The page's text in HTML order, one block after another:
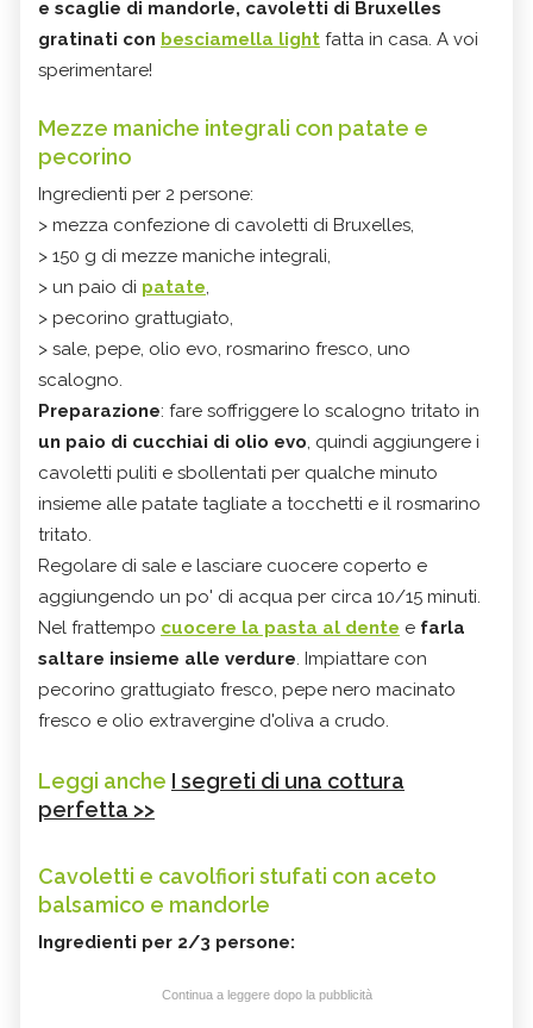
e scaglie di mandorle, cavoletti di Bruxelles
gratinati con besciamella light fatta in casa. A voi
sperimentare!
Mezze maniche integrali con patate e
pecorino
Ingredienti per 2 persone:
> mezza confezione di cavoletti di Bruxelles,
> 150 g di mezze maniche integrali,
> un paio di patate,
> pecorino grattugiato,
> sale, pepe, olio evo, rosmarino fresco, uno
scalogno.
Preparazione: fare soffriggere lo scalogno tritato in
un paio di cucchiai di olio evo, quindi aggiungere i
cavoletti puliti e sbollentati per qualche minuto
insieme alle patate tagliate a tocchetti e il rosmarino
tritato.
Regolare di sale e lasciare cuocere coperto e
aggiungendo un po' di acqua per circa 10/15 minuti.
Nel frattempo cuocere la pasta al dente e farla
saltare insieme alle verdure. Impiattare con
pecorino grattugiato fresco, pepe nero macinato
fresco e olio extravergine d'oliva a crudo.
Leggi anche I segreti di una cottura
perfetta >>
Cavoletti e cavolfiori stufati con aceto
balsamico e mandorle
Ingredienti per 2/3 persone:
Continua a leggere dopo la pubblicità